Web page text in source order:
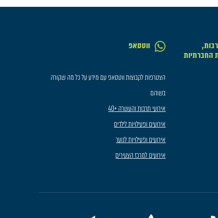
החברתיות
ווטסאפ
הצטרפות לקבוצות ווטסאפ עם מידע על כל מה שקורה
בשוהם
אירועי תרבות והעשרה +40
אירועים ופעילויות לילדים
אירועים ופעילויות לנוער
אירועים למרכז הצעירים